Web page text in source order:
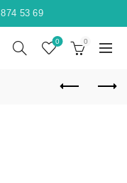
53 69
0 0